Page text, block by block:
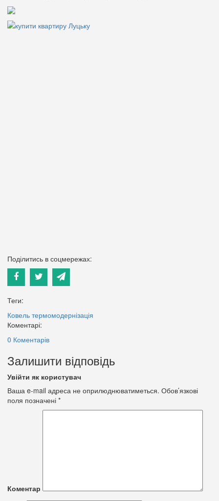
Поділитись в соцмережах:
Теги:
Ковель термомодернізація
Коментарі:
0 Коментарів
Залишити відповідь
Увійти як користувач
Ваша e-mail адреса не оприлюднюватиметься. Обов’язкові
поля позначені *
Коментар